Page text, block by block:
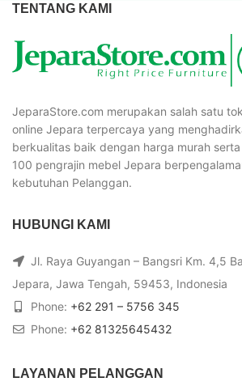
TENTANG KAMI
JeparaStore.com merupakan salah satu
online Jepara terpercaya yang
berkualitas baik dengan harga murah
100 pengrajin mebel Jepara
kebutuhan Pelanggan.
HUBUNGI KAMI
Jl. Raya Guyangan – Bangsri Km. 4,5
Jepara, Jawa Tengah, 59453, Indonesia
Phone: +62 291 – 5756 345
Phone: +62 81325645432
LAYANAN PELANGGAN